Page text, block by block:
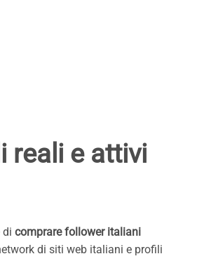
reali e attivi
di comprare follower italiani
di siti web italiani e profili